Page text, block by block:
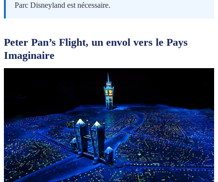
Parc Disneyland est nécessaire.
Peter Pan’s Flight, un envol vers le Pays
Imaginaire